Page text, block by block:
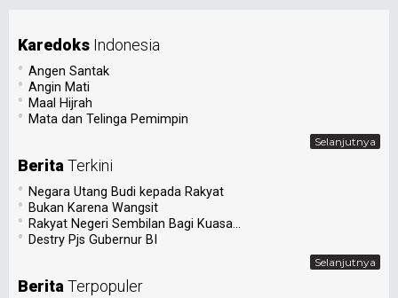
Karedoks Indonesia
• Angen Santak
• Angin Mati
• Maal Hijrah
• Mata dan Telinga Pemimpin
Selanjutnya
BeritaTerkini
• Negara Utang Budi kepada Rakyat
• Bukan Karena Wangsit
• Rakyat Negeri Sembilan Bagi Kuasa...
• Destry Pjs Gubernur BI
Selanjutnya
BeritaTerpopuler